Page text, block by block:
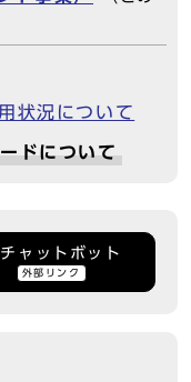
状況について
ドについて
ャットボット
外部リンク